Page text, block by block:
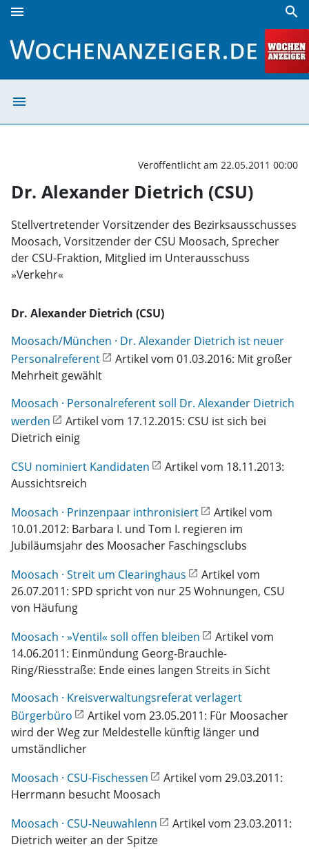
menu search
menu
Veröffentlicht am 22.05.2011 00:00
Dr. Alexander Dietrich (CSU)
Stellvertretender Vorsitzender des Bezirksausschusses
Moosach, Vorsitzender der CSU Moosach, Sprecher
der CSU-Fraktion, Mitglied im Unterausschuss
»Verkehr«
Dr. Alexander Dietrich (CSU)
Moosach/München · Dr. Alexander Dietrich ist neuer
Personalreferent
Artikel vom 01.03.2016: Mit großer
Mehrheit gewählt
Moosach · Personalreferent soll Dr. Alexander Dietrich
werden
Artikel vom 17.12.2015: CSU ist sich bei
Dietrich einig
CSU nominiert Kandidaten
Artikel vom 18.11.2013:
Aussichtsreich
Moosach · Prinzenpaar inthronisiert
Artikel vom
10.01.2012: Barbara I. und Tom I. regieren im
Jubiläumsjahr des Moosacher Faschingsclubs
Moosach · Streit um Clearinghaus
Artikel vom
26.07.2011: SPD spricht von nur 25 Wohnungen, CSU
von Häufung
Moosach · »Ventil« soll offen bleiben
Artikel vom
14.06.2011: Einmündung Georg-Brauchle-
Ring/Riesstraße: Ende eines langen Streits in Sicht
Moosach · Kreisverwaltungsreferat verlagert
Bürgerbüro
Artikel vom 23.05.2011: Für Moosacher
wird der Weg zur Meldestelle künftig länger und
umständlicher
Moosach · CSU-Fischessen
Artikel vom 29.03.2011:
Herrmann besucht Moosach
Moosach · CSU-Neuwahlenn
Artikel vom 23.03.2011:
Dietrich weiter an der Spitze